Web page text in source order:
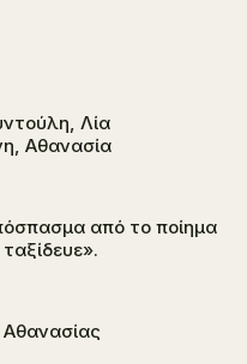
Λία
Αθανασία
από το ποίημα